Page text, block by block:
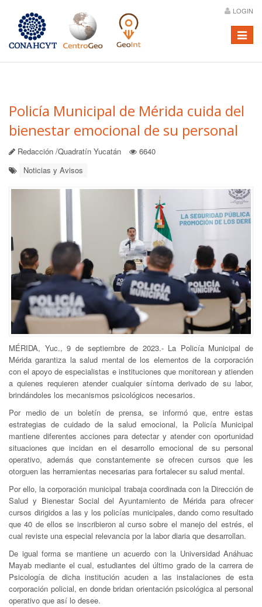
LOGIN
Menú
Policía Municipal de Mérida cuida del
bienestar emocional de su personal
Redacción /Quadratín Yucatán
6640
Noticias y Avisos
MÉRIDA, Yuc., 9 de septiembre de 2023.- La Policía Municipal de
Mérida garantiza la salud mental de los elementos de la corporación
con el apoyo de especialistas e instituciones que monitorean y atienden
a quienes requieren atender cualquier síntoma derivado de su labor,
brindándoles los mecanismos psicológicos necesarios.
Por medio de un boletín de prensa, se informó que, entre estas
estrategias de cuidado de la salud emocional, la Policía Municipal
mantiene diferentes acciones para detectar y atender con oportunidad
situaciones que incidan en el desarrollo emocional de su personal
operativo, además que constantemente se ofrecen cursos que les
otorguen las herramientas necesarias para fortalecer su salud mental.
Por ello, la corporación municipal trabaja coordinada con la Dirección de
Salud y Bienestar Social del Ayuntamiento de Mérida para ofrecer
cursos dirigidos a las y los policías municipales, dando como resultado
que 40 de ellos se inscribieron al curso sobre el manejo del estrés, el
cual reviste una especial relevancia por la labor diaria que desarrollan.
De igual forma se mantiene un acuerdo con la Universidad Anáhuac
Mayab mediante el cual, estudiantes del último grado de la carrera de
Psicología de dicha institución acuden a las instalaciones de esta
corporación policial, en donde bridan orientación psicológica al personal
operativo que así lo desee.